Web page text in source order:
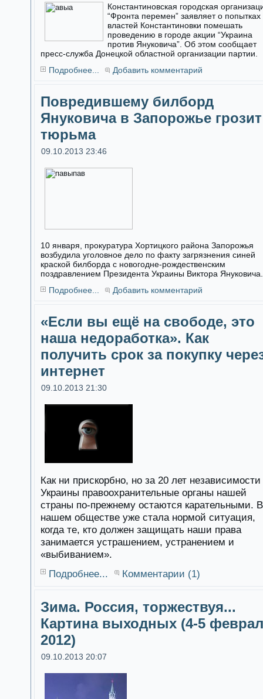
Константиновская городская
“Фронта перемен” заявляет о попытках
властей Константиновки помешать
проведению в городе акции “Украина
против Януковича”. Об этом сообщает
пресс-служба Донецкой областной организации партии.
Подробнее...
Добавить комментарий
Повредившему билборд
Януковича в Запорожье грозит
тюрьма
09.10.2013 23:46
10 января, прокуратура Хортицкого района Запорожья
возбудила уголовное дело по факту загрязнения синей
краской билборда с новогодне-рождественским
поздравлением Президента Украины Виктора Януковича.
Подробнее...
Добавить комментарий
«Если вы ещё на свободе, это
наша недоработка». Как
получить срок за покупку
интернет
09.10.2013 21:30
Как ни прискорбно, но за 20 лет независимости
Украины правоохранительные органы нашей
страны по-прежнему остаются карательными. В
нашем обществе уже стала нормой ситуация,
когда те, кто должен защищать наши права
занимается устрашением, устранением и
«выбиванием».
Подробнее...
Комментарии (1)
Зима. Россия, торжествуя...
Картина выходных (4-5
2012)
09.10.2013 20:07